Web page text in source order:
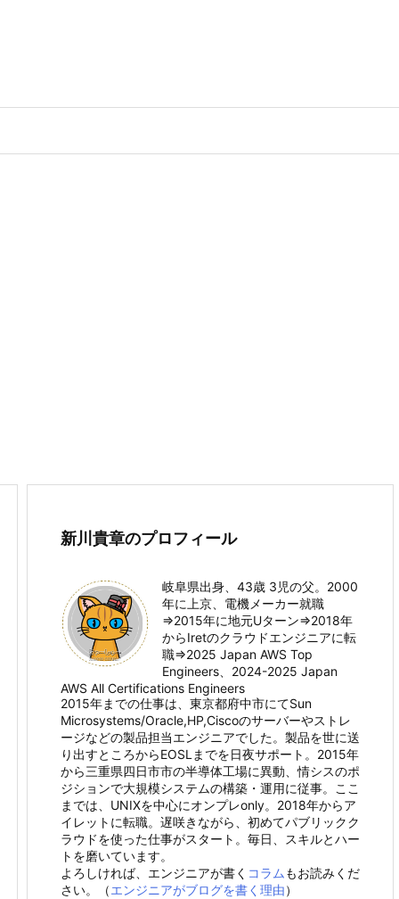
新川貴章のプロフィール
岐阜県出身、43歳 3児の父。2000
年に上京、電機メーカー就職
⇒2015年に地元Uターン⇒2018年
からIretのクラウドエンジニアに転
職⇒2025 Japan AWS Top
Engineers、2024-2025 Japan
AWS All Certifications Engineers
2015年までの仕事は、東京都府中市にてSun
Microsystems/Oracle,HP,Ciscoのサーバーやストレ
ージなどの製品担当エンジニアでした。製品を世に送
り出すところからEOSLまでを日夜サポート。2015年
から三重県四日市市の半導体工場に異動、情シスのポ
ジションで大規模システムの構築・運用に従事。ここ
までは、UNIXを中心にオンプレonly。2018年からア
イレットに転職。遅咲きながら、初めてパブリックク
ラウドを使った仕事がスタート。毎日、スキルとハー
トを磨いています。
よろしければ、エンジニアが書く コラム もお読みくだ
さい。（エンジニアがブログを書く理由）